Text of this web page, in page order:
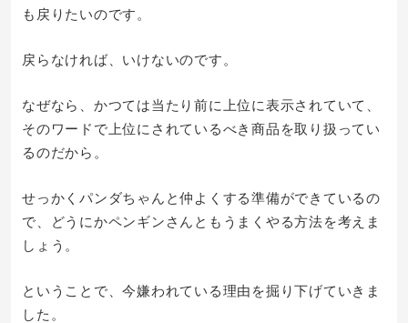
も戻りたいのです。
戻らなければ、いけないのです。
なぜなら、かつては当たり前に上位に表示されていて、
そのワードで上位にされているべき商品を取り扱ってい
るのだから。
せっかくパンダちゃんと仲よくする準備ができているの
で、どうにかペンギンさんともうまくやる方法を考えま
しょう。
ということで、今嫌われている理由を掘り下げていきま
した。